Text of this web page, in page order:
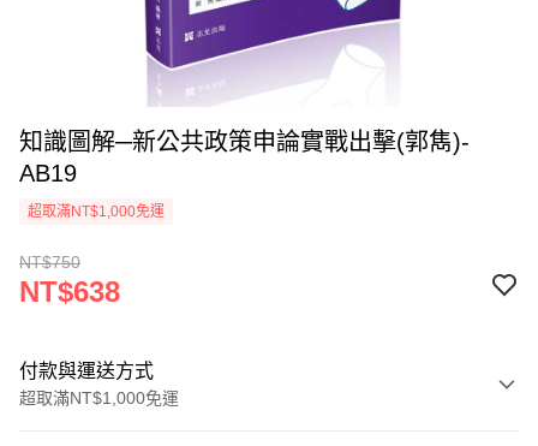
知識圖解─新公共政策申論實戰出擊(郭雋)-
AB19
超取滿NT$1,000免運
NT$750
NT$638
付款與運送方式
超取滿NT$1,000免運